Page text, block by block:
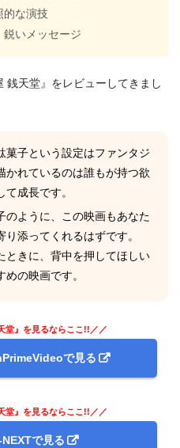
的な演技
鋭いメッセージ
銭天堂』をレビューしてきまし
菓子という設定はファンタジ
かれているのは誰もが持つ欲
成長です。
のように、この映画もあなた
り添ってくれるはずです。
ときに、背中を押してほしい
めの映画です。
堂』を見るならここ!!／／
で見る
堂』を見るならここ!!／／
で見る